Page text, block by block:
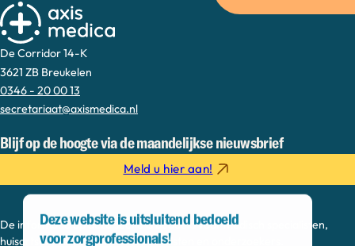
De Corridor 14-K
3621 ZB Breukelen
0346 - 20 00 13
secretariaat@axismedica.nl
Blijf op de hoogte via de maandelijkse nieuwsbrief
Meld u hier aan!
De informatie op deze sectie is bedoeld voor medisch specialisten,
huisartsen, verpleegkundig specialisten en onderzoekers.
Deze website is uitsluitend bedoeld
voor zorgprofessionals!